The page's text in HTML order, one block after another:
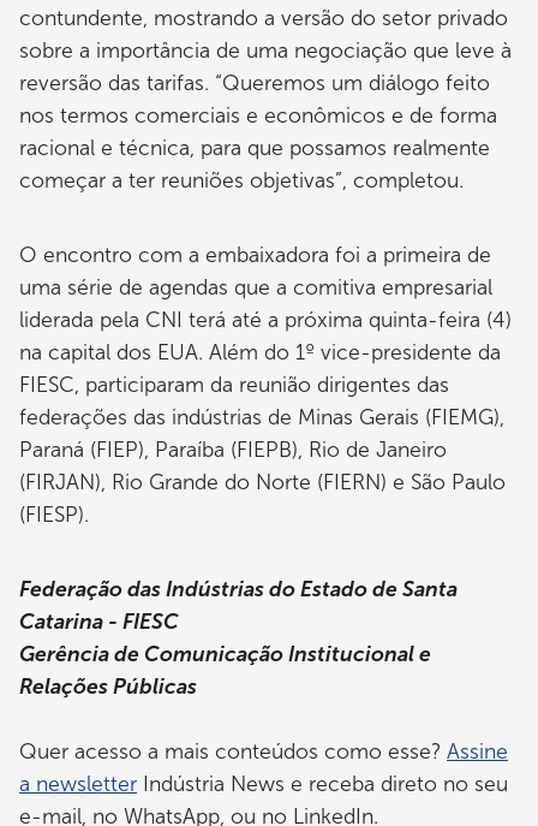
contundente, mostrando a versão do setor privado
sobre a importância de uma negociação que leve à
reversão das tarifas. “Queremos um diálogo feito
nos termos comerciais e econômicos e de forma
racional e técnica, para que possamos realmente
começar a ter reuniões objetivas”, completou.
O encontro com a embaixadora foi a primeira de
uma série de agendas que a comitiva empresarial
liderada pela CNI terá até a próxima quinta-feira (4)
na capital dos EUA. Além do 1º vice-presidente da
FIESC, participaram da reunião dirigentes das
federações das indústrias de Minas Gerais (FIEMG),
Paraná (FIEP), Paraíba (FIEPB), Rio de Janeiro
(FIRJAN), Rio Grande do Norte (FIERN) e São Paulo
(FIESP).
Federação das Indústrias do Estado de Santa
Catarina - FIESC
Gerência de Comunicação Institucional e
Relações Públicas
Quer acesso a mais conteúdos como esse? Assine
a newsletter Indústria News e receba direto no seu
e-mail, no WhatsApp, ou no LinkedIn.